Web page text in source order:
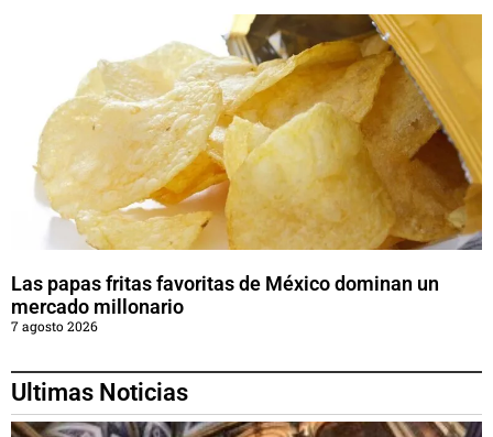
Las papas fritas favoritas de México dominan un
mercado millonario
7 agosto 2026
Ultimas Noticias